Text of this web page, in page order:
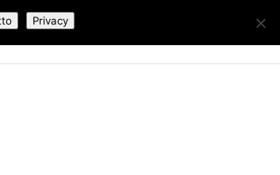
Blog
Privacy